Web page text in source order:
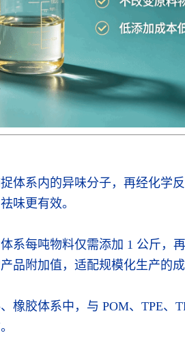
体系内的异味分子，再经化学
味更有效。
每吨物料仅需添加 1 公斤，
品附加值，适配规模化生产的成
橡胶体系中，与 POM、TPE